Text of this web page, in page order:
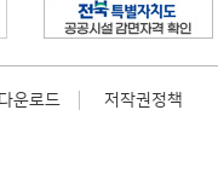
운로드 저작권정책